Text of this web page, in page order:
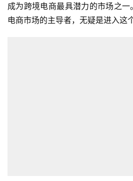
成为跨境电商最具潜力的市场之
电商市场的主导者，无疑是进入这